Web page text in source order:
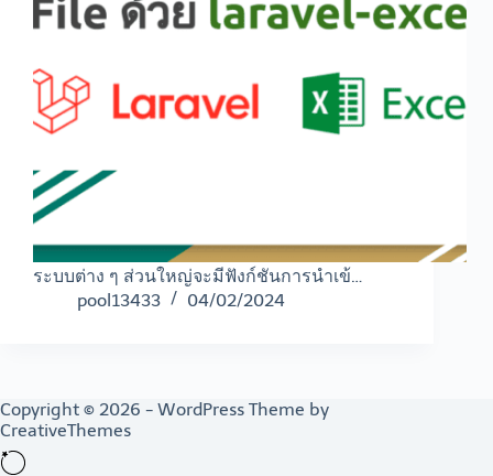
ระบบต่าง ๆ ส่วนใหญ่จะมีฟังก์ชันการนำเข้…
pool13433
04/02/2024
Copyright © 2026 - WordPress Theme by
CreativeThemes